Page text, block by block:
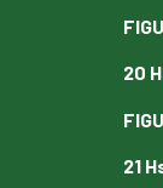
20
21